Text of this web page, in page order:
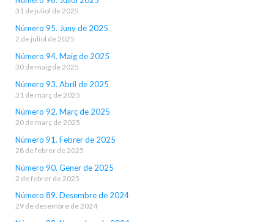
31 de juliol de 2025
Número 95. Juny de 2025
2 de juliol de 2025
Número 94. Maig de 2025
30 de maig de 2025
Número 93. Abril de 2025
31 de març de 2025
Número 92. Març de 2025
20 de març de 2025
Número 91. Febrer de 2025
28 de febrer de 2025
Número 90. Gener de 2025
2 de febrer de 2025
Número 89. Desembre de 2024
29 de desembre de 2024